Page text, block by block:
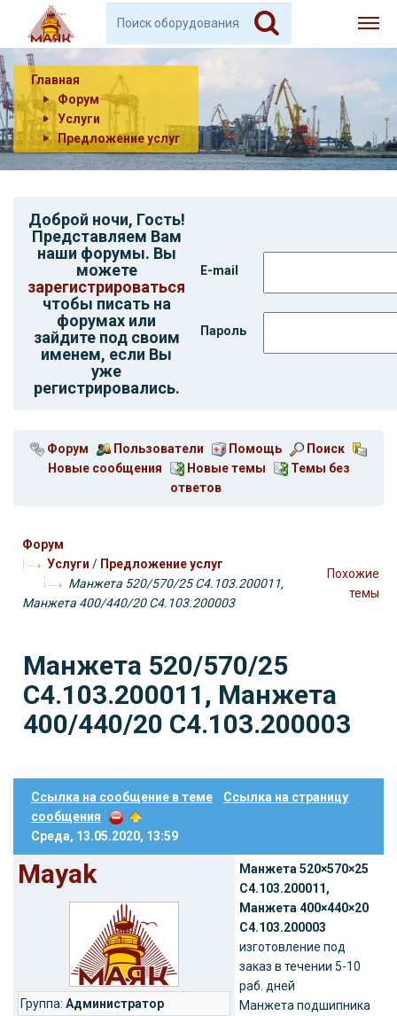
Главная
Форум
Услуги
Предложение услуг
Доброй ночи, Гость!
Представляем Вам
наши форумы. Вы
можете
зарегистрироваться
чтобы писать на
форумах или
зайдите под своим
именем, если Вы
уже
регистрировались.
E-mail
Пароль
Форум Пользователи Помощь
Поиск
Новые сообщения
Новые темы
Темы без
ответов
Форум
Услуги / Предложение услуг
Манжета 520/570/25 С4.103.200011,
Манжета 400/440/20 С4.103.200003
Похожие
темы
Манжета 520/570/25
С4.103.200011, Манжета
400/440/20 С4.103.200003
Ссылка на сообщение в теме
Ссылка на страницу
сообщения
Среда, 13.05.2020, 13:59
Mayak
Группа: Администратор
Манжета 520×570×25
С4.103.200011,
Манжета 400×440×20
С4.103.200003
изготовление под
заказ в течении 5-10
раб. дней
Манжета подшипника